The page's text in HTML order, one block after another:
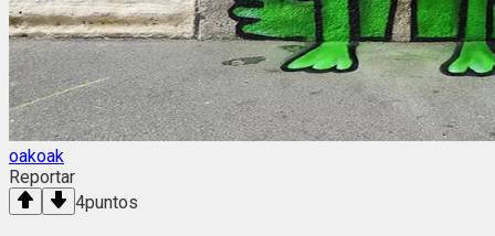
oakoak
Reportar
4puntos